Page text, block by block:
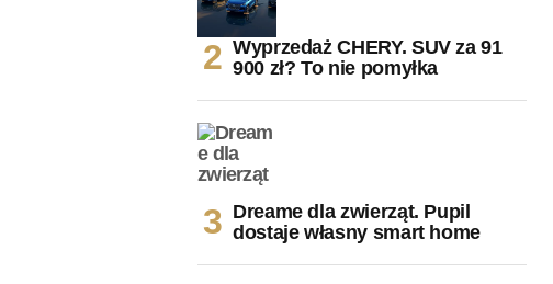
Wyprzedaż CHERY. SUV za 91
900 zł? To nie pomyłka
Dreame dla zwierząt. Pupil
dostaje własny smart home